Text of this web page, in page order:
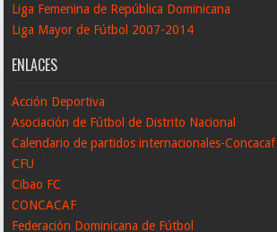
Liga Femenina de República Dominicana
Liga Mayor de Fútbol 2007-2014
ENLACES
Acción Deportiva
Asociación de Fútbol de Distrito Nacional
Calendario de partidos internacionales-Concacaf
CFU
Cibao FC
CONCACAF
Federación Dominicana de Fútbol